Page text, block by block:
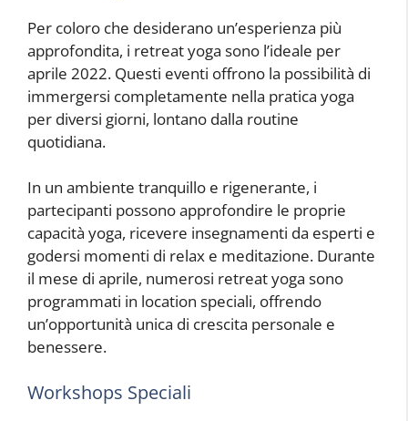
Per coloro che desiderano un’esperienza più
approfondita, i retreat yoga sono l’ideale per
aprile 2022. Questi eventi offrono la possibilità di
immergersi completamente nella pratica yoga
per diversi giorni, lontano dalla routine
quotidiana.
In un ambiente tranquillo e rigenerante, i
partecipanti possono approfondire le proprie
capacità yoga, ricevere insegnamenti da esperti e
godersi momenti di relax e meditazione. Durante
il mese di aprile, numerosi retreat yoga sono
programmati in location speciali, offrendo
un’opportunità unica di crescita personale e
benessere.
Workshops Speciali